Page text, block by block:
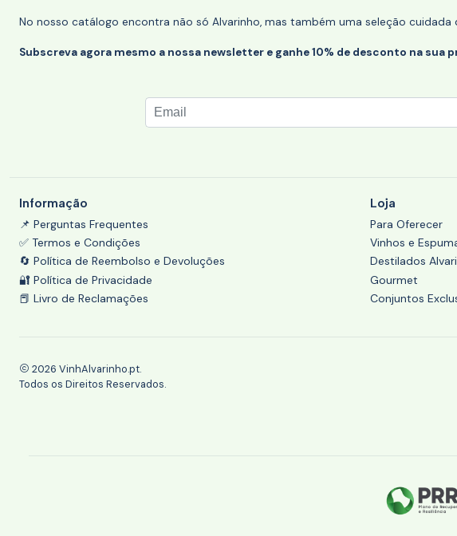
No nosso catálogo encontra não só Alvarinho, mas também uma seleção
Subscreva agora mesmo a nossa newsletter e ganhe 10% de desconto na sua
Informação
📌 Perguntas Frequentes
✅ Termos e Condições
🔄 Política de Reembolso e Devoluções
🔐 Política de Privacidade
📕 Livro de Reclamações
Loja
Para Oferecer
Vinhos e
Destilados
Gourmet
Conjuntos
2026 VinhAlvarinho.pt.
Todos os Direitos Reservados.